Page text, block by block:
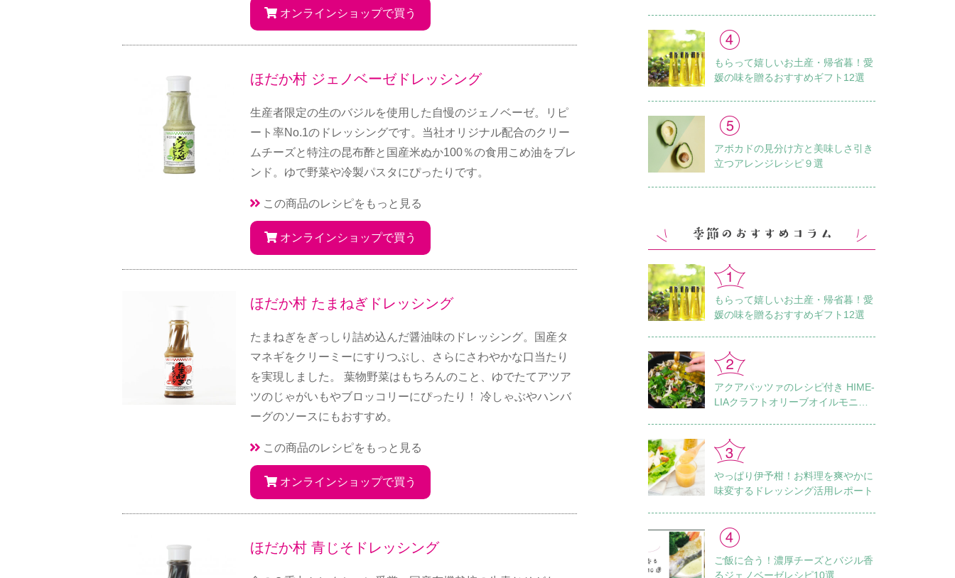
オンラインショップで買う
ほだか村 ジェノベーゼドレッシング
生産者限定の生のバジルを使用した自慢のジェノベーゼ。リピ
ート率No.1のドレッシングです。当社オリジナル配合のクリー
ムチーズと特注の昆布酢と国産米ぬか100％の食用こめ油をブレ
ンド。ゆで野菜や冷製パスタにぴったりです。
この商品のレシピをもっと見る
オンラインショップで買う
ほだか村 たまねぎドレッシング
たまねぎをぎっしり詰め込んだ醤油味のドレッシング。国産タ
マネギをクリーミーにすりつぶし、さらにさわやかな口当たり
を実現しました。 葉物野菜はもちろんのこと、ゆでたてアツア
ツのじゃがいもやブロッコリーにぴったり！ 冷しゃぶやハンバ
ーグのソースにもおすすめ。
この商品のレシピをもっと見る
オンラインショップで買う
ほだか村 青じそドレッシング
もらって嬉しいお土産・帰省暮！愛
媛の味を贈るおすすめギフト12選
アボカドの見分け方と美味しさ引き
立つアレンジレシピ９選
もらって嬉しいお土産・帰省暮！愛
媛の味を贈るおすすめギフト12選
アクアパッツァのレシピ付き HIME-
LIAクラフトオリーブオイルモニタ
やっぱり伊予柑！お料理を爽やかに
味変するドレッシング活用レポート
ご飯に合う！濃厚チーズとバジル香
るジェノベーゼレシピ10選